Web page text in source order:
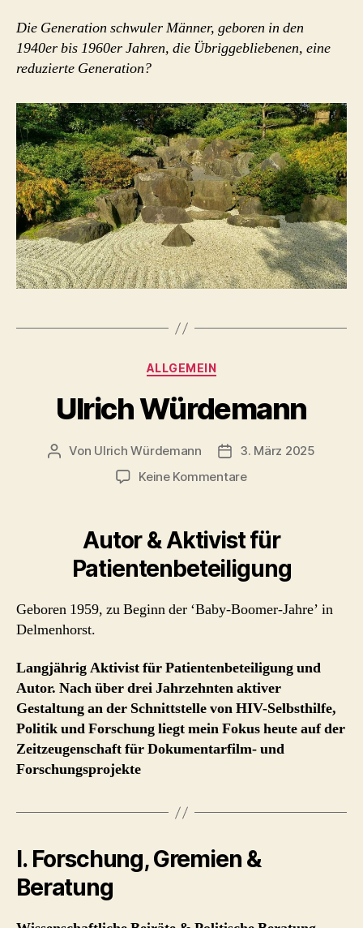
Die Generation schwuler Männer, geboren in den
1940er bis 1960er Jahren, die Übriggebliebenen, eine
reduzierte Generation?
Kategorien
ALLGEMEIN
Ulrich Würdemann
Beitragsautor
Von Ulrich Würdemann Beitragsdatum
3. März 2025
Keine Kommentarezu
Autor & Aktivist für
Patientenbeteiligung
Geboren 1959, zu Beginn der ‘Baby-Boomer-Jahre’ in
Delmenhorst.
Langjährig Aktivist für Patientenbeteiligung und
Autor. Nach über drei Jahrzehnten aktiver
Gestaltung an der Schnittstelle von HIV-Selbsthilfe,
Politik und Forschung liegt mein Fokus heute auf der
Zeitzeugenschaft für Dokumentarfilm- und
Forschungsprojekte
I. Forschung, Gremien &
Beratung